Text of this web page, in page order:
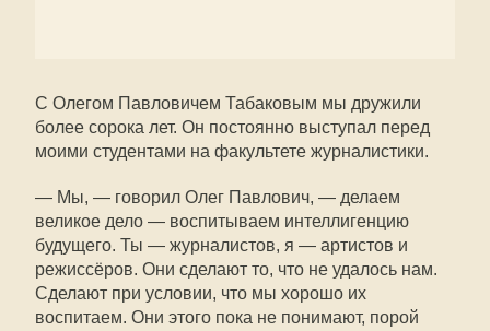
С Олегом Павловичем Табаковым мы дружили
более сорока лет. Он постоянно выступал перед
моими студентами на факультете журналистики.
— Мы, — говорил Олег Павлович, — делаем
великое дело — воспитываем интеллигенцию
будущего. Ты — журналистов, я — артистов и
режиссёров. Они сделают то, что не удалось нам.
Сделают при условии, что мы хорошо их
воспитаем. Они этого пока не понимают, порой